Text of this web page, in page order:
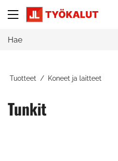
Tuotteet Koneet ja laitteet
Tunkit